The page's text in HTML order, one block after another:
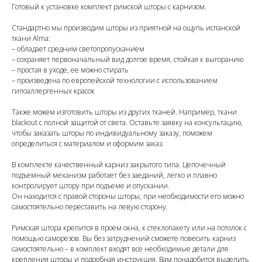
Готовый к установке комплект римской шторы с карнизом.
Стандартно мы производим шторы из приятной на ощупь испанской
ткани Alma:
– обладает средним светопропусканием
– сохраняет первоначальный вид долгое время, стойкая к выгоранию
– простая в уходе, ее можно стирать
– произведена по европейской технологии с использованием
гипоаллергенных красок
Также можем изготовить шторы из других тканей. Например, ткани
blackout с полной защитой от света. Оставьте заявку на консультацию,
чтобы заказать шторы по индивидуальному заказу, поможем
определиться с материалом и оформим заказ.
В комплекте качественный карниз закрытого типа. Цепочечный
подъемный механизм работает без заеданий, легко и плавно
контролирует штору при подъеме и опускании.
Он находится с правой стороны шторы, при необходимости его можно
самостоятельно переставить на левую сторону.
Римская штора крепится в проем окна, к стеклопакету или на потолок с
помощью саморезов. Вы без затруднений сможете повесить карниз
самостоятельно – в комплект входят все необходимые детали для
крепления шторы и подробная инструкция. Вам понадобится выделить